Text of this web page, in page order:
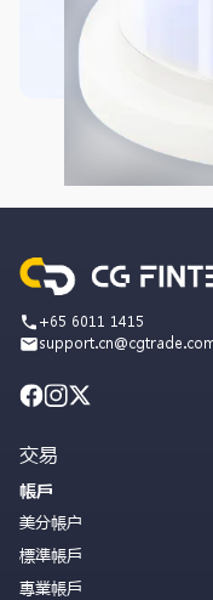
+65 6011 1415
交易
帳戶
美分帳户
標準帳戶
專業帳戶